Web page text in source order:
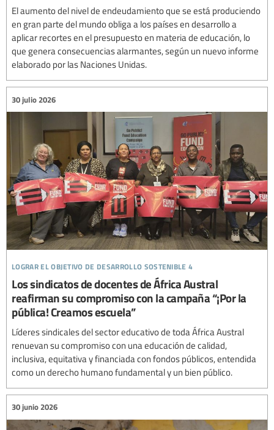
El aumento del nivel de endeudamiento que se está produciendo
en gran parte del mundo obliga a los países en desarrollo a
aplicar recortes en el presupuesto en materia de educación, lo
que genera consecuencias alarmantes, según un nuevo informe
elaborado por las Naciones Unidas.
lograr el objetivo de desarrollo sostenible 4
30 julio 2026
Los sindicatos de docentes de África Austral
reafirman su compromiso con la campaña “¡Por la
pública! Creamos escuela”
Líderes sindicales del sector educativo de toda África Austral
renuevan su compromiso con una educación de calidad,
inclusiva, equitativa y financiada con fondos públicos, entendida
como un derecho humano fundamental y un bien público.
30 junio 2026